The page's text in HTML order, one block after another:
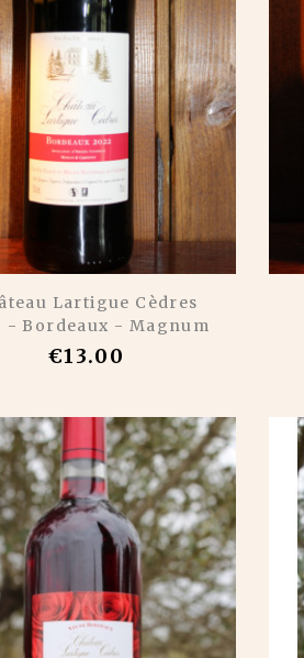
Lartigue Cèdres
- Bordeaux - Magnum
€13.00